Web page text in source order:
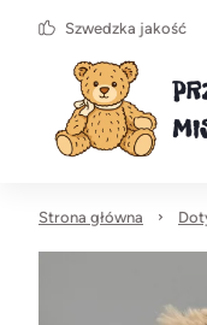
Szwedzka jakość
Strona główna